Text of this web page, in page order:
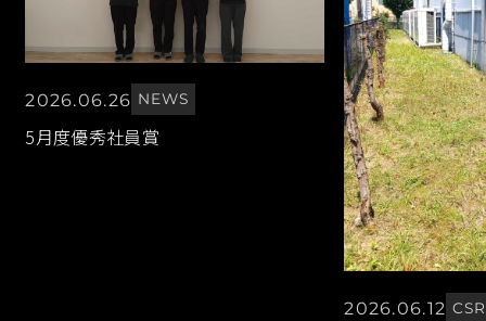
2026.06.26 NEWS
5月度優秀社員賞
2026.06.12 CSR